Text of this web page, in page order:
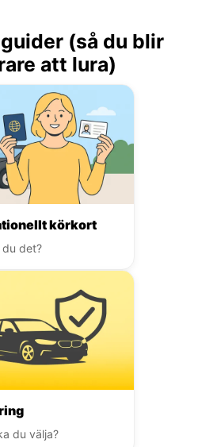
(så du blir
att lura)
körkort
du det?
du välja?